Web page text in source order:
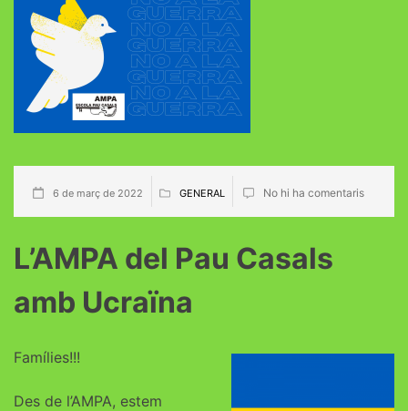
6 de març de 2022 GENERAL No hi ha comentaris
L’AMPA del Pau Casals
amb Ucraïna
Famílies!!!
Des de l’AMPA, estem